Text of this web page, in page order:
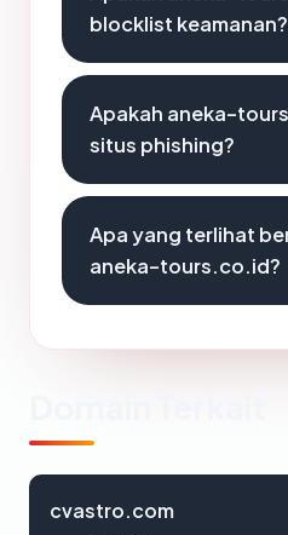
blocklist keamanan?
Apakah aneka-
situs phishing?
Apa yang terlihat
aneka-tours.co.id?
cvastro.com